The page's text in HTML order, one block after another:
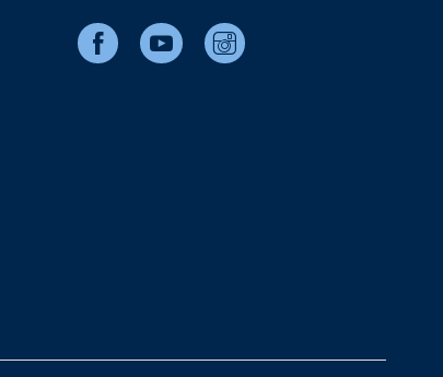
Facebook Youtube